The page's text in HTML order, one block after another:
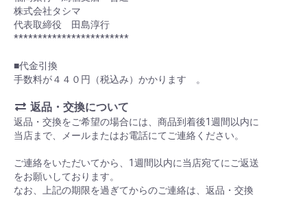
株式会社タシマ
代表取締役 田島淳行
************************
■代金引換
手数料が４４０円（税込み）かかります 。
返品・交換について
返品・交換をご希望の場合には、商品到着後1週間以内に
当店まで、メールまたはお電話にてご連絡ください。
ご連絡をいただいてから、1週間以内に当店宛てにご返送
をお願いしております。
なお、上記の期限を過ぎてからのご連絡は、返品・交換